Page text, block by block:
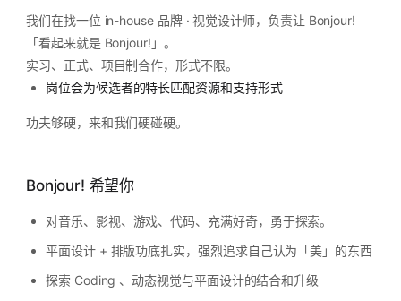
我们在找一位 in-house 品牌 · 视觉设计师，负责让 Bonjour!
「看起来就是 Bonjour!」。
实习、正式、项目制合作，形式不限。
岗位会为候选者的特长匹配资源和支持形式
功夫够硬，来和我们硬碰硬。
Bonjour! 希望你
对音乐、影视、游戏、代码、充满好奇，勇于探索。
平面设计 + 排版功底扎实，强烈追求自己认为「美」的东西
探索 Coding 、动态视觉与平面设计的结合和升级